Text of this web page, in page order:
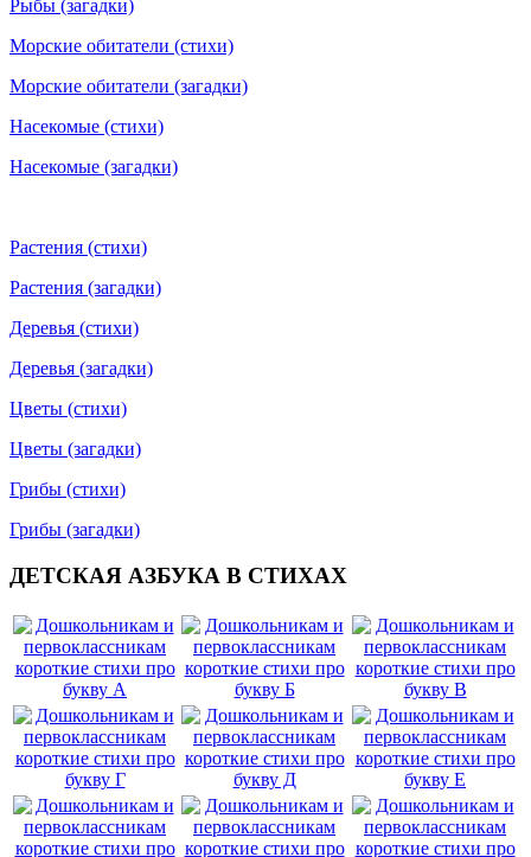
Рыбы (загадки)
Морские обитатели (стихи)
Морские обитатели (загадки)
Насекомые (стихи)
Насекомые (загадки)
Растения (стихи)
Растения (загадки)
Деревья (стихи)
Деревья (загадки)
Цветы (стихи)
Цветы (загадки)
Грибы (стихи)
Грибы (загадки)
ДЕТСКАЯ АЗБУКА В СТИХАХ